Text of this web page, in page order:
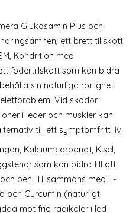
Glukosamin Plus och
ett brett tillskott
Kondrition med
fodertillskott som kan bidra
sin naturliga rörlighet
Vid skador
i leder och muskler kan
till ett symptomfritt liv.
Kalciumcarbonat, Kisel,
som kan bidra till att
ben. Tillsammans med E-
och Curcumin (naturligt
mot fria radikaler i led